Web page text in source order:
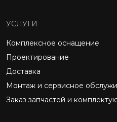
УСЛУГИ
Комплексное оснащение
Проектирование
Доставка
Монтаж и сервисное
Заказ запчастей и